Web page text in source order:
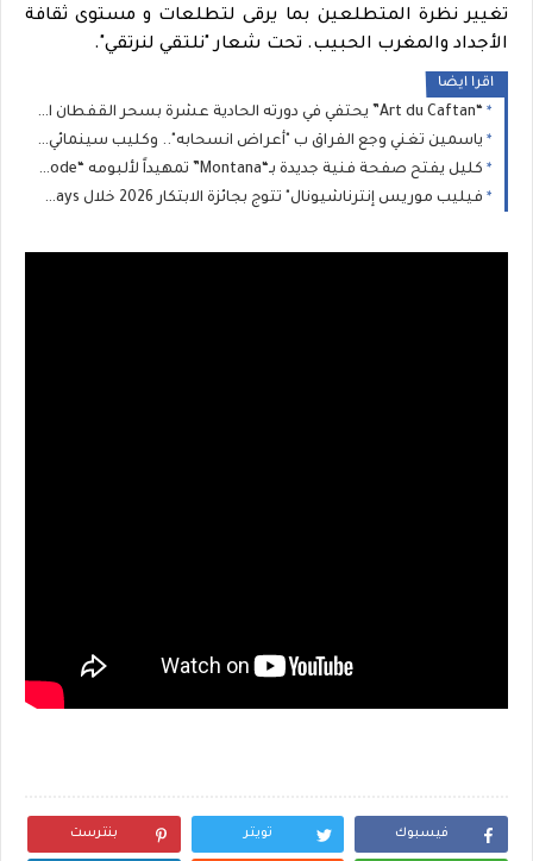
تغيير نظرة المتطلعين بما يرقى لتطلعات و مستوى ثقافة
الأجداد والمغرب الحبيب. تحت شعار "نلتقي لنرتقي".
اقرا ايضا
“Art du Caftan” يحتفي في دورته الحادية عشرة بسحر القفطان المغربي وسط حضور جماهيري وفني وإعلامي كبير
ياسمين تغني وجع الفراق ب "أعراض انسحابه".. وكليب سينمائي في لبنان
كليل يفتح صفحة فنية جديدة بـ“Montana” تمهيداً لألبومه “Ghost Mode”
فيليب موريس إنترناشيونال" تتوج بجائزة الابتكار 2026 خلال Industry Meeting Days
فيسبوك تويتر بنترست